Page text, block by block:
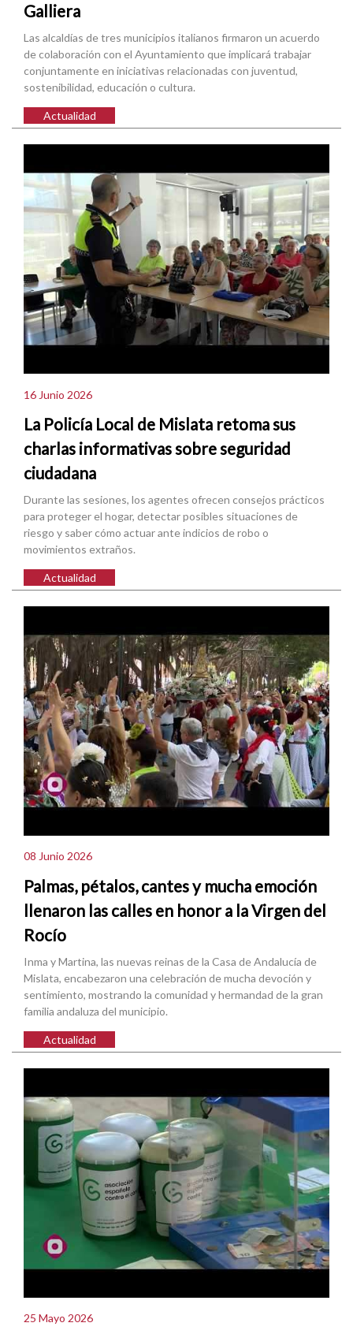
Galliera
Las alcaldías de tres municipios italianos firmaron un acuerdo
de colaboración con el Ayuntamiento que implicará trabajar
conjuntamente en iniciativas relacionadas con juventud,
sostenibilidad, educación o cultura.
Actualidad
16 Junio 2026
La Policía Local de Mislata retoma sus
charlas informativas sobre seguridad
ciudadana
Durante las sesiones, los agentes ofrecen consejos prácticos
para proteger el hogar, detectar posibles situaciones de
riesgo y saber cómo actuar ante indicios de robo o
movimientos extraños.
Actualidad
08 Junio 2026
Palmas, pétalos, cantes y mucha emoción
llenaron las calles en honor a la Virgen del
Rocío
Inma y Martina, las nuevas reinas de la Casa de Andalucía de
Mislata, encabezaron una celebración de mucha devoción y
sentimiento, mostrando la comunidad y hermandad de la gran
familia andaluza del municipio.
Actualidad
25 Mayo 2026